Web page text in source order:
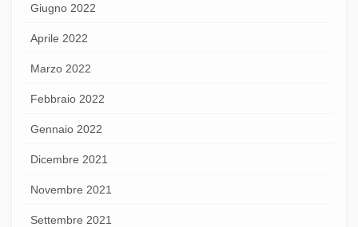
Giugno 2022
Aprile 2022
Marzo 2022
Febbraio 2022
Gennaio 2022
Dicembre 2021
Novembre 2021
Settembre 2021